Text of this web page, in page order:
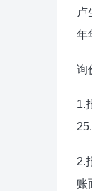
卢
年
询
1.
2.
账